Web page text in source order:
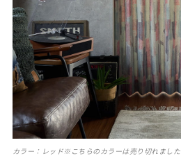
カラー：レッド※こちらのカラーは売り切れました